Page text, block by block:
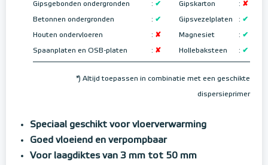
Gipsgebonden ondergronden : ✔ Gipskarton : ✘
Betonnen ondergronden : ✔ Gipsvezelplaten : ✔
Houten ondervloeren : ✘ Magnesiet : ✔
Spaanplaten en OSB-platen : ✘ Hollebaksteen : ✔
*) Altijd toepassen in combinatie met een geschikte
dispersieprimer
Speciaal geschikt voor vloerverwarming
Goed vloeiend en verpompbaar
Voor laagdiktes van 3 mm tot 50 mm